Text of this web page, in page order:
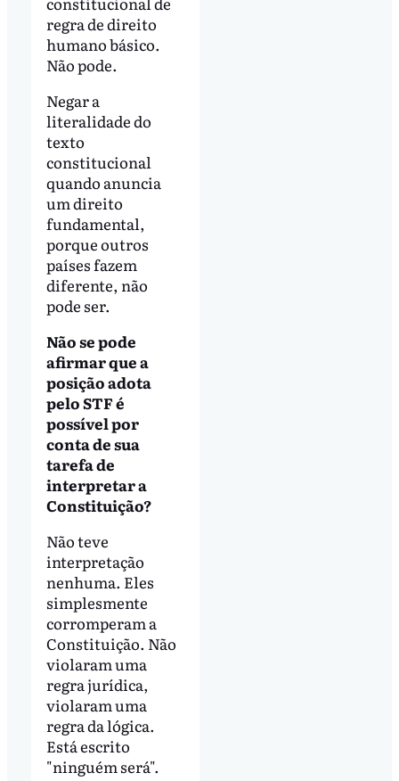
regra de direito
humano básico.
Não pode.
Negar a
literalidade do
texto
constitucional
quando anuncia
um direito
fundamental,
porque outros
países fazem
diferente, não
pode ser.
Não se pode
afirmar que a
posição adota
pelo STF é
possível por
conta de sua
tarefa de
interpretar a
Constituição?
Não teve
interpretação
nenhuma. Eles
simplesmente
corromperam a
Constituição. Não
violaram uma
regra jurídica,
violaram uma
regra da lógica.
Está escrito
"ninguém será".